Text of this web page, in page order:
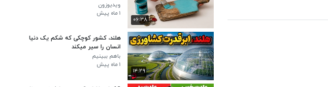
۰۶:۳۸
ویدیوزون
۱ ماه پیش
۱۴:۲۹
هلند، کشور کوچکی که شکم یک دنیا
انسان را سیر میکند
باهم ببینیم
۱ ماه پیش